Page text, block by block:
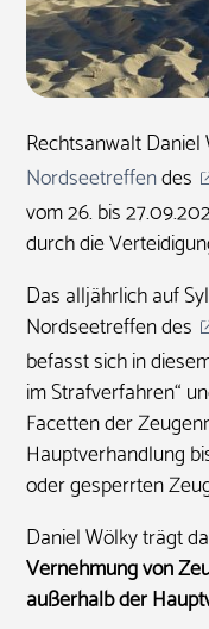
Rechtsanwalt
Nordseetreffendes
vom 26. bis
durch die
Das alljährlich auf
Nordseetreffen des
befasst sich in
im Strafverfahren“
Facetten der
Hauptverhandlung
oder gesperrten
Daniel Wölky trägt
Vernehmung von
außerhalb der